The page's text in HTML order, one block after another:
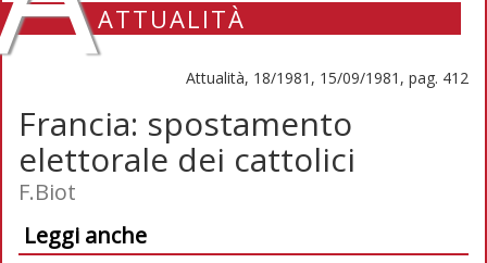
ATTUALITÀ
Attualità, 18/1981, 15/09/1981, pag. 412
Francia: spostamento
elettorale dei cattolici
F.Biot
Leggi anche